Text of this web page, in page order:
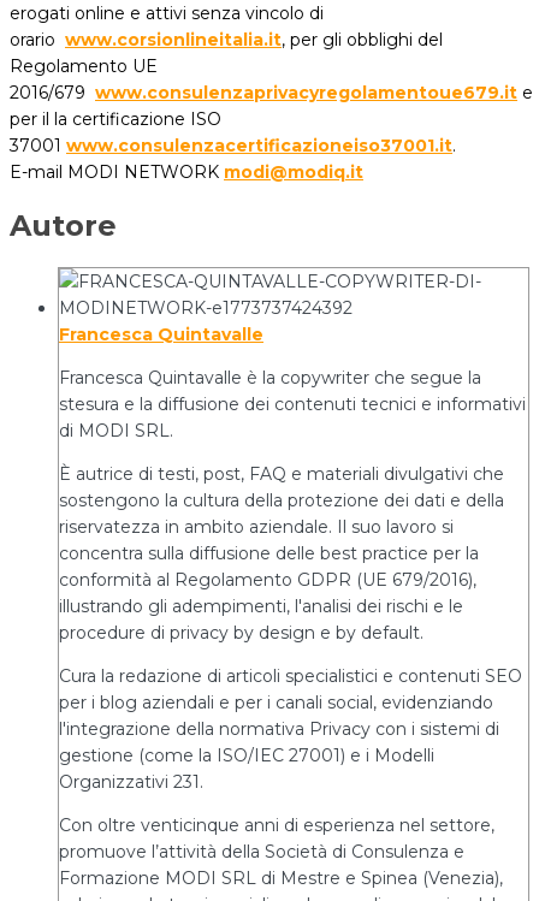
erogati online e attivi senza vincolo di
orario www.corsionlineitalia.it, per gli obblighi del
Regolamento UE
2016/679 www.consulenzaprivacyregolamentoue679.it e
per il la certificazione ISO
37001 www.consulenzacertificazioneiso37001.it.
E-mail MODI NETWORK modi@modiq.it
Autore
Francesca Quintavalle
Francesca Quintavalle è la copywriter che segue la
stesura e la diffusione dei contenuti tecnici e informativi
di MODI SRL.
È autrice di testi, post, FAQ e materiali divulgativi che
sostengono la cultura della protezione dei dati e della
riservatezza in ambito aziendale. Il suo lavoro si
concentra sulla diffusione delle best practice per la
conformità al Regolamento GDPR (UE 679/2016),
illustrando gli adempimenti, l'analisi dei rischi e le
procedure di privacy by design e by default.
Cura la redazione di articoli specialistici e contenuti SEO
per i blog aziendali e per i canali social, evidenziando
l'integrazione della normativa Privacy con i sistemi di
gestione (come la ISO/IEC 27001) e i Modelli
Organizzativi 231.
Con oltre venticinque anni di esperienza nel settore,
promuove l’attività della Società di Consulenza e
Formazione MODI SRL di Mestre e Spinea (Venezia),